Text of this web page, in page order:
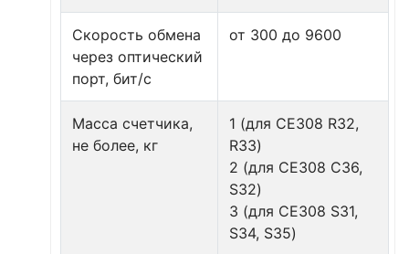
Скорость обмена
через оптический
порт, бит/с
от 300 до 9600
Масса счетчика,
не более, кг
1 (для CE308 R32,
R33)
2 (для CE308 C36,
S32)
3 (для CE308 S31,
S34, S35)